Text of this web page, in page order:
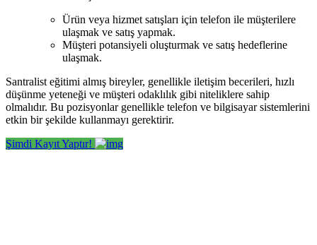
Ürün veya hizmet satışları için telefon ile müşterilere
ulaşmak ve satış yapmak.
Müşteri potansiyeli oluşturmak ve satış hedeflerine
ulaşmak.
Santralist eğitimi almış bireyler, genellikle iletişim becerileri, hızlı
düşünme yeteneği ve müşteri odaklılık gibi niteliklere sahip
olmalıdır. Bu pozisyonlar genellikle telefon ve bilgisayar sistemlerini
etkin bir şekilde kullanmayı gerektirir.
Şimdi Kayıt Yaptır!